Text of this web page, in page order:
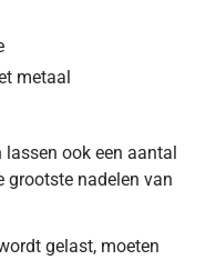
metaal
lassen ook een aantal
grootste nadelen van
gelast, moeten